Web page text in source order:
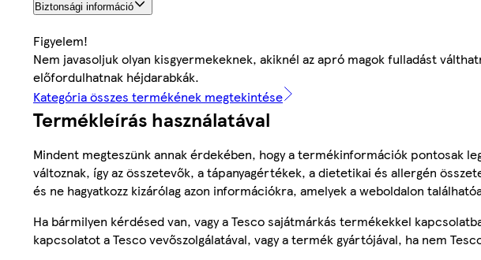
Biztonsági információ
Figyelem!
Nem javasoljuk olyan kisgyermekeknek, akiknél az apró magok fulladást
előfordulhatnak héjdarabkák.
Kategória összes termékének megtekintése
Termékleírás használatával
Mindent megteszünk annak érdekében, hogy a termékinformációk pontosak
változnak, így az összetevők, a tápanyagértékek, a dietetikai és allergén
és ne hagyatkozz kizárólag azon információkra, amelyek a weboldalon
Ha bármilyen kérdésed van, vagy a Tesco sajátmárkás termékekkel
kapcsolatot a Tesco vevőszolgálatával, vagy a termék gyártójával, ha nem